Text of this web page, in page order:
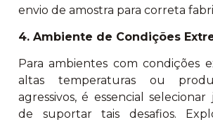
envio de amostra para correta
4. Ambiente de Condições
Para ambientes com condições
altas temperaturas ou
agressivos, é essencial
de suportar tais desafios.